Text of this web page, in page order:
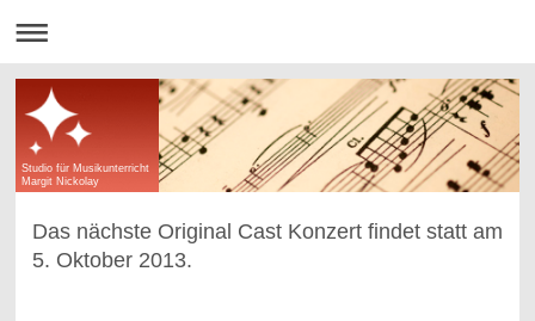
Studio für Musikunterricht
Margit Nickolay
Das nächste Original Cast Konzert findet statt am
5. Oktober 2013.